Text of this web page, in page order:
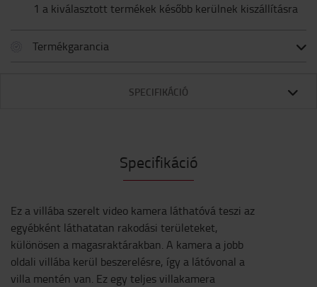
1 a kiválasztott termékek később kerülnek kiszállításra
Termékgarancia
SPECIFIKÁCIÓ
Specifikáció
Ez a villába szerelt video kamera láthatóvá teszi az
egyébként láthatatan rakodási területeket,
különösen a magasraktárakban. A kamera a jobb
oldali villába kerül beszerelésre, így a látóvonal a
villa mentén van. Ez egy teljes villakamera